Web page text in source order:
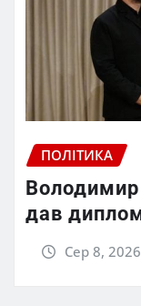
ПОЛІТИКА
Володимир
дав
Сер 8, 2026